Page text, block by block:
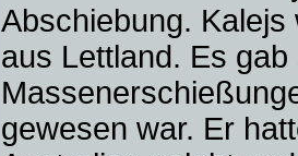
Abschiebung.
aus Lettland. Es
gewesen war. Er